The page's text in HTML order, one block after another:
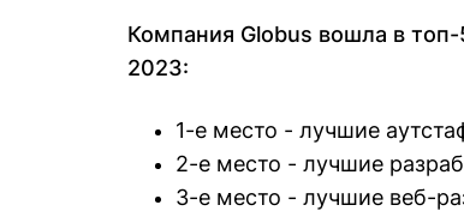
Компания Globus вошла в
2023:
1-е место - лучшие
2-е место - лучшие
3-е место - лучшие веб-